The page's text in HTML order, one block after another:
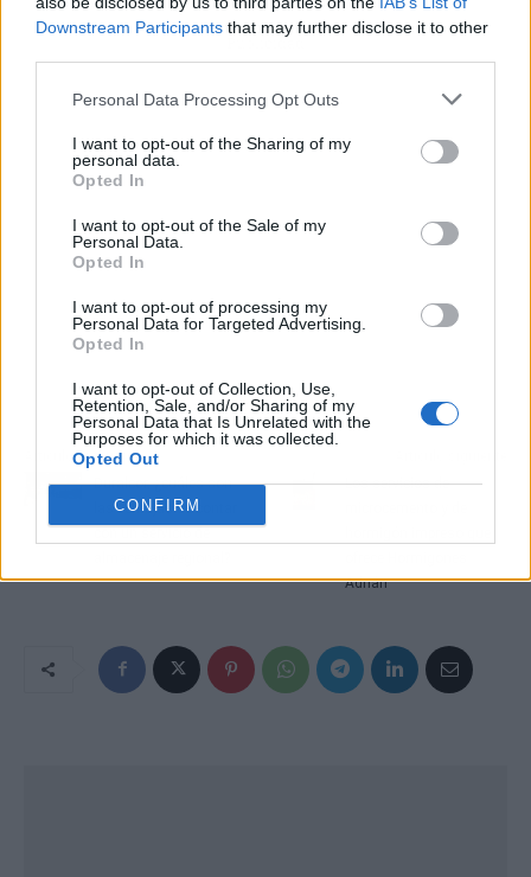
Downstream Participants that may further disclose it to other
Personal Data Processing Opt Outs
I want to opt-out of the Sharing of my
personal data.
Opted In
I want to opt-out of the Sale of my
Personal Data.
Opted In
I want to opt-out of processing my
Personal Data for Targeted Advertising.
Opted In
I want to opt-out of Collection, Use,
Retention, Sale, and/or Sharing of my
Personal Data that Is Unrelated with the
Purposes for which it was collected.
Opted Out
CONFIRM
Publicidad
Artículo anterior
Duralcor, ¿cuáles son
las ventajas de contar
Los servicios de
Adrián